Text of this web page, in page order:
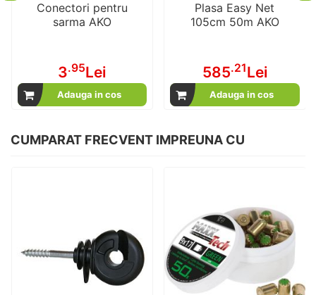
Conectori pentru
sarma AKO
3.95Lei
Adauga in cos
Plasa Easy Net
105cm 50m AKO
585.21Lei
Adauga in cos
CUMPARAT FRECVENT IMPREUNA CU